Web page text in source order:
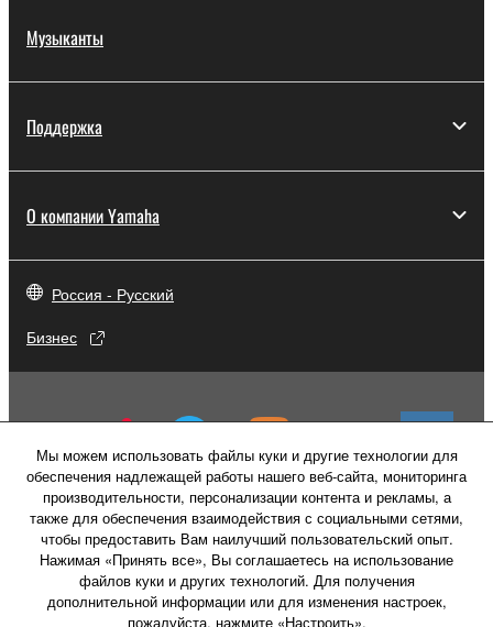
Музыканты
Поддержка
О компании Yamaha
Россия - Русский
Бизнес
Мы можем использовать файлы куки и другие технологии для
обеспечения надлежащей работы нашего веб-сайта, мониторинга
производительности, персонализации контента и рекламы, а
также для обеспечения взаимодействия с социальными сетями,
чтобы предоставить Вам наилучший пользовательский опыт.
Нажимая «Принять все», Вы соглашаетесь на использование
файлов куки и других технологий. Для получения
дополнительной информации или для изменения настроек,
пожалуйста, нажмите «Настроить».